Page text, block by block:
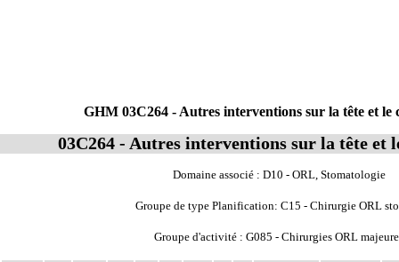
GHM 03C264 - Autres interventions sur la tête et le
03C264 - Autres interventions sur la tête et
Domaine associé : D10 - ORL, Stomatologie
Groupe de type Planification: C15 - Chirurgie ORL
Groupe d'activité : G085 - Chirurgies ORL